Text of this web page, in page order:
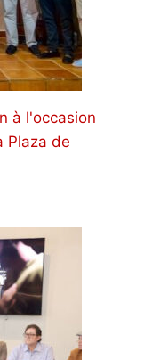
à l'occasion
Plaza de